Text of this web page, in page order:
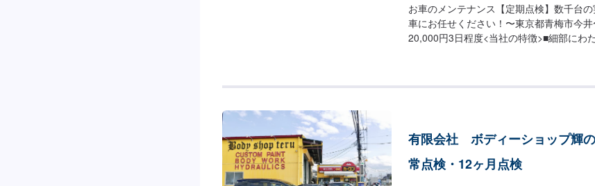
お車のメンテナンス【定期点検】数千台
車にお任せください！〜東京都青梅市今
20,000円3日程度<当社の特徴>■細部にわ
ています。お車の作業中は代車をご利用く
お客様にご負担いただいております。<
庫受付可能日：水・木・金営業時間：
有限会社 ボディーショップ輝
常点検・12ヶ月点検